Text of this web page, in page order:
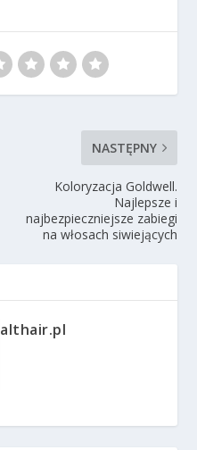
NASTĘPNY
Koloryzacja Goldwell.
Najlepsze i
najbezpieczniejsze zabiegi
na włosach siwiejących
althair.pl